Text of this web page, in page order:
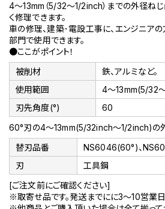
4～13mm（5/32～1/2inch）までの外径ね
く修理できます。
車の修理、建築･電設工事に、エンジニア
部門で使用できます。
●ここがポイント！
被削材
鉄、アルミなど。
使用範囲
4～13mm(5/32
刃先角度(°)
60
60°刃の4～13mm(5/32inch～1/2inch)の
替刃品番
NS6046(60°)、
刃
工具鋼
[ご注文前にご確認ください]
※取寄せ品です。発送までにに3～10営業日